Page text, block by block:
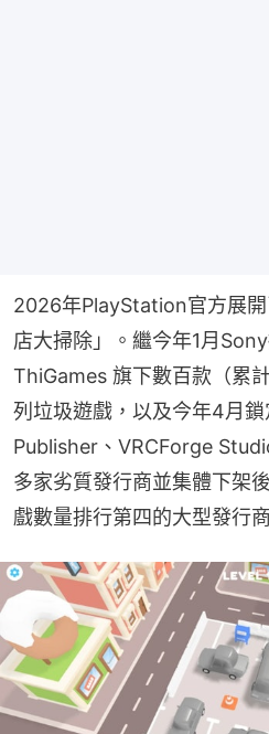
2026年PlayStation官方展
店大掃除」。繼今年1月
ThiGames 旗下數百款（累
列垃圾遊戲，以及今年4月
Publisher、VRCForge
多家劣質發行商並集體下架
戲數量排行第四的大型發行